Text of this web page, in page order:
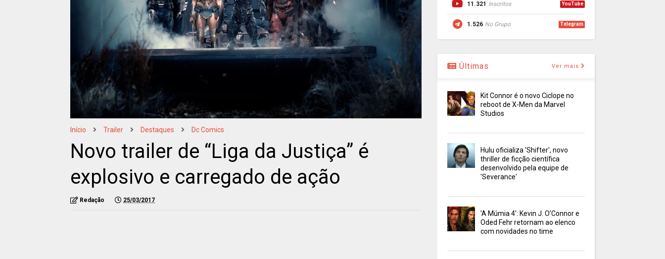
Início Trailer Destaques Dc Comics
Novo trailer de “Liga da Justiça” é
explosivo e carregado de ação
Redação 25/03/2017
11.321 Inscritos YouTube
1.526 No Grupo Telegram
Últimas Ver mais
Kit Connor é o novo Ciclope no
reboot de X-Men da Marvel
Studios
Hulu oficializa 'Shifter', novo
thriller de ficção científica
desenvolvido pela equipe de
'Severance'
'A Múmia 4': Kevin J. O’Connor e
Oded Fehr retornam ao elenco
com novidades no time